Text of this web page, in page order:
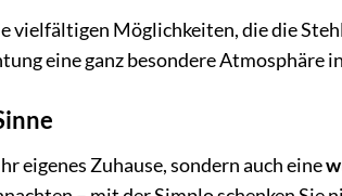
vielfältigen Möglichkeiten, die die
eine ganz besondere Atmosphäre
eigenes Zuhause, sondern auch eine